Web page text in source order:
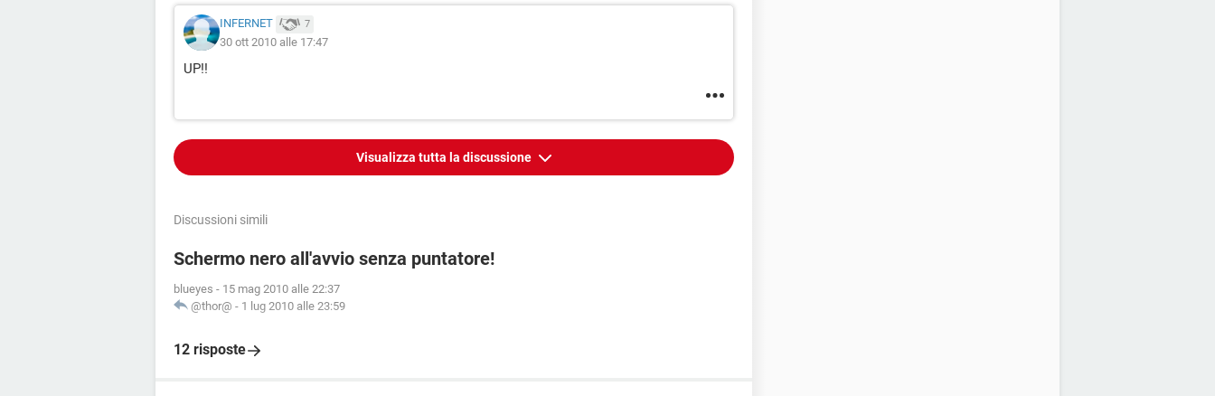
INFERNET 7
30 ott 2010 alle 17:47
UP!!
Visualizza tutta la discussione
Discussioni simili
Schermo nero all'avvio senza puntatore!
blueyes - 15 mag 2010 alle 22:37
@thor@ - 1 lug 2010 alle 23:59
12 risposte